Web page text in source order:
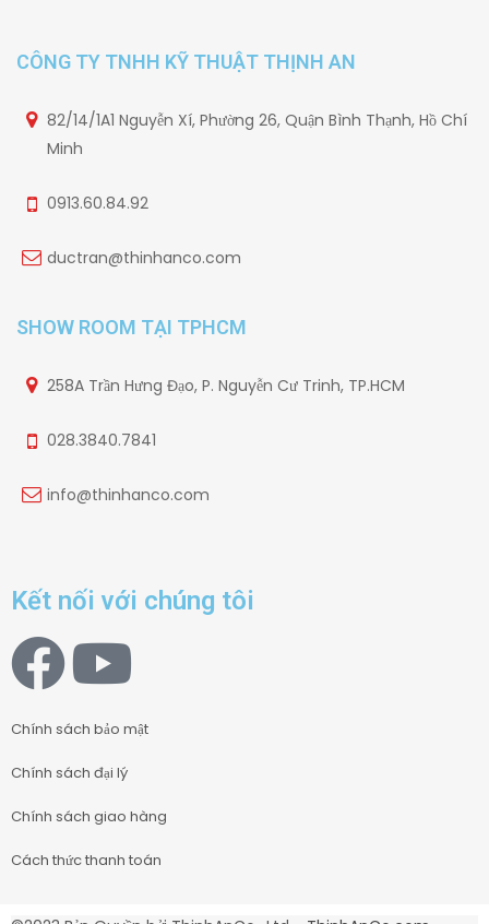
CÔNG TY TNHH KỸ THUẬT THỊNH AN
82/14/1A1 Nguyễn Xí, Phường 26, Quận Bình Thạnh, Hồ Chí
Minh
0913.60.84.92
ductran@thinhanco.com
SHOW ROOM TẠI TPHCM
258A Trần Hưng Đạo, P. Nguyễn Cư Trinh, TP.HCM
028.3840.7841
info@thinhanco.com
Kết nối với chúng tôi
Chính sách bảo mật
Chính sách đại lý
Chính sách giao hàng
Cách thức thanh toán